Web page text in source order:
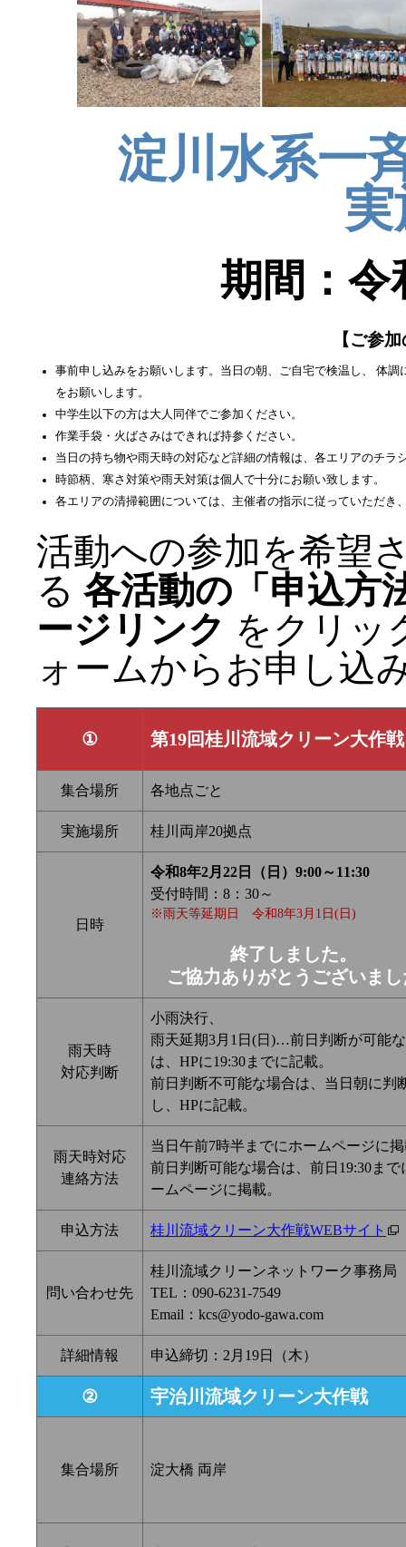
淀川水系一
期間：令
【ご参
事前申し込みをお願いします。当日の朝、ご自宅で検温し、 体
をお願いします。
中学生以下の方は大人同伴でご参加ください。
作業手袋・火ばさみはできれば持参ください。
当日の持ち物や雨天時の対応など詳細の情報は、各エリアのチラ
時節柄、寒さ対策や雨天対策は個人で十分にお願い致します。
各エリアの清掃範囲については、主催者の指示に従っていただき
活動への参加を希望
る 各活動の「申込方
ージリンク をクリッ
ォームからお申し込
① 第19回桂川流域クリーン大作戦
集合場所 各地点ごと
実施場所 桂川両岸20拠点
日時
令和8年2月22日（日）9:00～11:30
受付時間：8：30～
※雨天等延期日 令和8年3月1日(日)
終了しました。
ご協力ありがとうございま
雨天時
対応判断
小雨決行、
雨天延期3月1日(日)…前日判断が可能
は、HPに19:30までに記載。
前日判断不可能な場合は、当日朝に判
し、HPに記載。
雨天時対応
連絡方法
当日午前7時半までにホームページに
前日判断可能な場合は、前日19:30まで
ームページに掲載。
申込方法 桂川流域クリーン大作戦WEBサイト
問い合わせ先
桂川流域クリーンネットワーク事務局
TEL：090-6231-7549
Email：kcs@yodo-gawa.com
詳細情報 申込締切：2月19日（木）
② 宇治川流域クリーン大作戦
集合場所 淀大橋 両岸